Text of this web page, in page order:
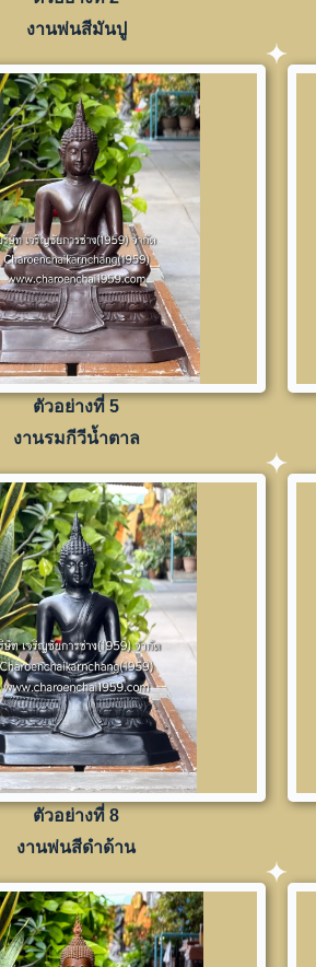
งานพ่นสีมันปู
ตัวอย่างที่ 5
งานรมกีวีน้ำตาล
ตัวอย่างที่ 8
งานพ่นสีดำด้าน